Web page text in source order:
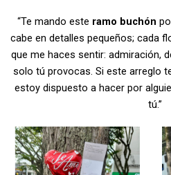
“Te mando este ramo buchón
cabe en detalles pequeños; cada
que me haces sentir: admiración,
solo tú provocas. Si este arreglo
estoy dispuesto a hacer por
tú.”